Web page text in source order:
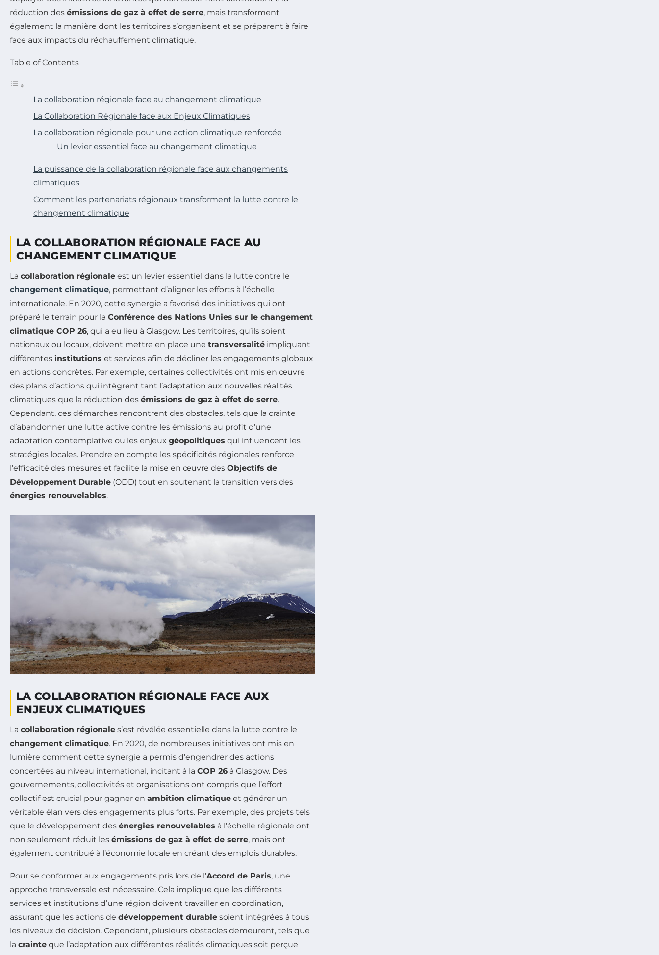
réduction des émissions de gaz à effet de serre, mais transforment
également la manière dont les territoires s’organisent et se préparent à faire
face aux impacts du réchauffement climatique.
Table of Contents
La collaboration régionale face au changement climatique
La Collaboration Régionale face aux Enjeux Climatiques
La collaboration régionale pour une action climatique renforcée
Un levier essentiel face au changement climatique
La puissance de la collaboration régionale face aux changements
climatiques
Comment les partenariats régionaux transforment la lutte contre le
changement climatique
LA COLLABORATION RÉGIONALE FACE AU
CHANGEMENT CLIMATIQUE
La collaboration régionale est un levier essentiel dans la lutte contre le
changement climatique, permettant d’aligner les efforts à l’échelle
internationale. En 2020, cette synergie a favorisé des initiatives qui ont
préparé le terrain pour la Conférence des Nations Unies sur le changement
climatique COP 26, qui a eu lieu à Glasgow. Les territoires, qu’ils soient
nationaux ou locaux, doivent mettre en place une transversalité impliquant
différentes institutions et services afin de décliner les engagements globaux
en actions concrètes. Par exemple, certaines collectivités ont mis en œuvre
des plans d’actions qui intègrent tant l’adaptation aux nouvelles réalités
climatiques que la réduction des émissions de gaz à effet de serre.
Cependant, ces démarches rencontrent des obstacles, tels que la crainte
d’abandonner une lutte active contre les émissions au profit d’une
adaptation contemplative ou les enjeux géopolitiques qui influencent les
stratégies locales. Prendre en compte les spécificités régionales renforce
l’efficacité des mesures et facilite la mise en œuvre des Objectifs de
Développement Durable (ODD) tout en soutenant la transition vers des
énergies renouvelables.
LA COLLABORATION RÉGIONALE FACE AUX
ENJEUX CLIMATIQUES
La collaboration régionale s’est révélée essentielle dans la lutte contre le
changement climatique. En 2020, de nombreuses initiatives ont mis en
lumière comment cette synergie a permis d’engendrer des actions
concertées au niveau international, incitant à la COP 26 à Glasgow. Des
gouvernements, collectivités et organisations ont compris que l’effort
collectif est crucial pour gagner en ambition climatique et générer un
véritable élan vers des engagements plus forts. Par exemple, des projets tels
que le développement des énergies renouvelables à l’échelle régionale ont
non seulement réduit les émissions de gaz à effet de serre, mais ont
également contribué à l’économie locale en créant des emplois durables.
Pour se conformer aux engagements pris lors de l’Accord de Paris, une
approche transversale est nécessaire. Cela implique que les différents
services et institutions d’une région doivent travailler en coordination,
assurant que les actions de développement durable soient intégrées à tous
les niveaux de décision. Cependant, plusieurs obstacles demeurent, tels que
la crainte que l’adaptation aux différentes réalités climatiques soit perçue